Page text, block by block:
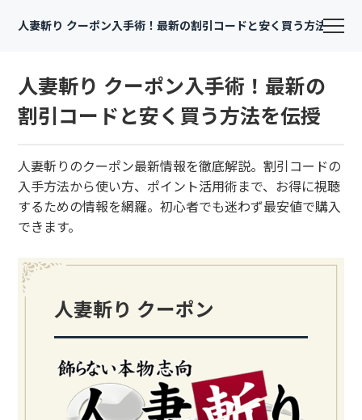
人妻斬り クーポン入手術！最新の割引コードと安く買う方法を伝授
人妻斬り クーポン入手術！最新の
割引コードと安く買う方法を伝授
人妻斬りのクーポン最新情報を徹底解説。割引コードの
入手方法から使い方、ポイント活用術まで、お得に視聴
するための情報を網羅。初心者でも迷わず最安値で購入
できます。
人妻斬り クーポン